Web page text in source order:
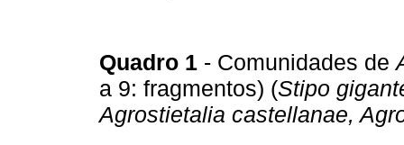
Quadro 1 - Comunidades de
a 9: fragmentos) (Stipo
Agrostietalia castellanae,